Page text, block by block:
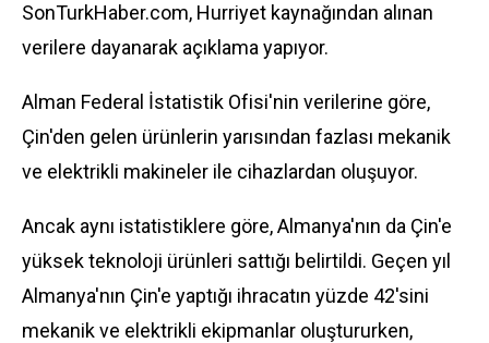
SonTurkHaber.com, Hurriyet kaynağından alınan
verilere dayanarak açıklama yapıyor.
Alman Federal İstatistik Ofisi'nin verilerine göre,
Çin'den gelen ürünlerin yarısından fazlası mekanik
ve elektrikli makineler ile cihazlardan oluşuyor.
Ancak aynı istatistiklere göre, Almanya'nın da Çin'e
yüksek teknoloji ürünleri sattığı belirtildi. Geçen yıl
Almanya'nın Çin'e yaptığı ihracatın yüzde 42'sini
mekanik ve elektrikli ekipmanlar oluştururken,